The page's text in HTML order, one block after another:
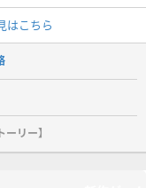
はこちら
リー】